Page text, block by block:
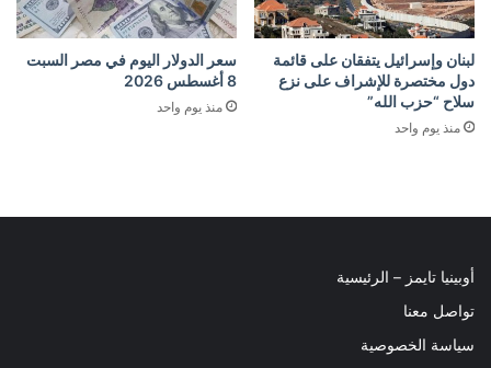
لبنان وإسرائيل يتفقان على قائمة
دول مختصرة للإشراف على نزع
سلاح “حزب الله”
منذ يوم واحد
سعر الدولار اليوم في مصر السبت
8 أغسطس 2026
منذ يوم واحد
أوبينيا تايمز – الرئيسية
تواصل معنا
سياسة الخصوصية